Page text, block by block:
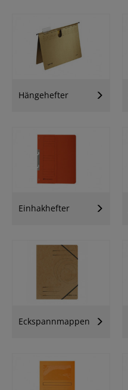
Hängehefter
Einhakhefter
Eckspannmappen